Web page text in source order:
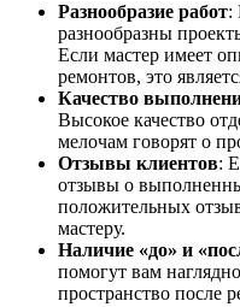
Разнообразие работ:
разнообразны
Если мастер имеет
ремонтов, это
Качество
Высокое качество
мелочам говорят о
Отзывы клиентов:
отзывы о
положительных
мастеру.
Наличие «до» и
помогут вам
пространство после